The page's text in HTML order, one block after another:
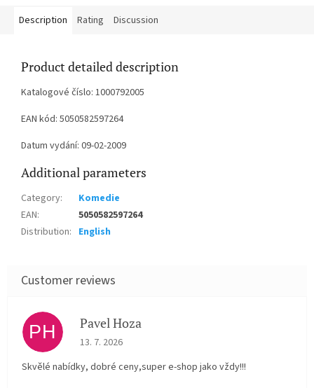
Description Rating Discussion
Product detailed description
Katalogové číslo: 1000792005
EAN kód: 5050582597264
Datum vydání: 09-02-2009
Additional parameters
Category:
Komedie
EAN:
5050582597264
Distribution: English
PH Pavel Hoza
The store rating is 5 out of 5 stars.
13. 7. 2026
Skvělé nabídky, dobré ceny,super e-shop jako vždy!!!